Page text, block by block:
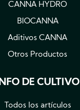
CANNA HYDRO
BIOCANNA
Aditivos CANNA
Otros Productos
INFO DE CULTIVO
Todos los artículos